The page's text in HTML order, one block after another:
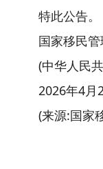
特此公告。
国家移民
(中华人民
2026年4月
(来源:国家